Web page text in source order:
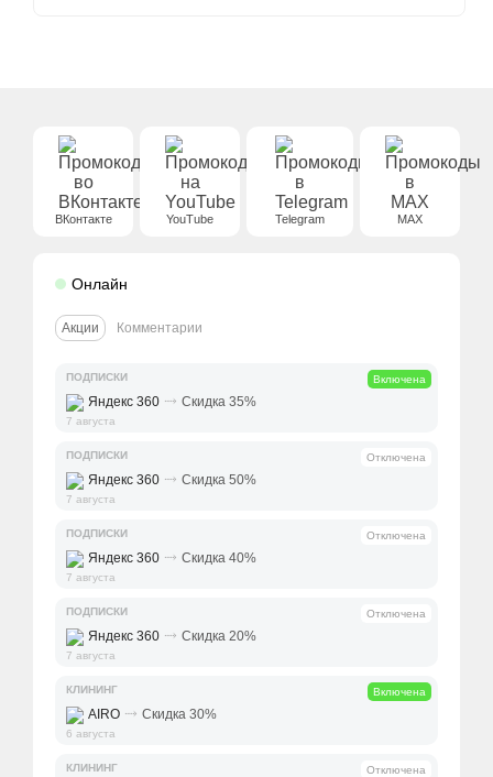
ВКонтакте YouTube Telegram MAX
Онлайн
Акции Комментарии
ПОДПИСКИ Включена
Яндекс 360 ⤑ Скидка 35%
7 августа
ПОДПИСКИ Отключена
Яндекс 360 ⤑ Скидка 50%
7 августа
ПОДПИСКИ Отключена
Яндекс 360 ⤑ Скидка 40%
7 августа
ПОДПИСКИ Отключена
Яндекс 360 ⤑ Скидка 20%
7 августа
КЛИНИНГ Включена
AIRO ⤑ Скидка 30%
6 августа
КЛИНИНГ Отключена